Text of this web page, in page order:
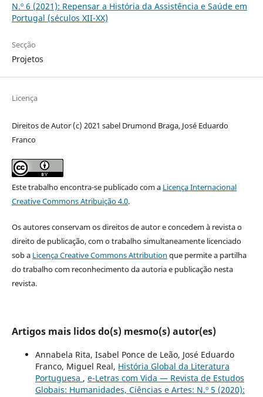
N.º 6 (2021): Repensar a História da Assistência e Saúde em
Portugal (séculos XII-XX)
Secção
Projetos
Licença
Direitos de Autor (c) 2021 sabel Drumond Braga, José Eduardo
Franco
Este trabalho encontra-se publicado com a Licença Internacional
Creative Commons Atribuição 4.0.
Os autores conservam os direitos de autor e concedem à revista o
direito de publicação, com o trabalho simultaneamente licenciado
sob a Licença Creative Commons Attribution que permite a partilha
do trabalho com reconhecimento da autoria e publicação nesta
revista.
Artigos mais lidos do(s) mesmo(s) autor(es)
Annabela Rita, Isabel Ponce de Leão, José Eduardo
Franco, Miguel Real, História Global da Literatura
Portuguesa , e-Letras com Vida — Revista de Estudos
Globais: Humanidades, Ciências e Artes: N.º 5 (2020):